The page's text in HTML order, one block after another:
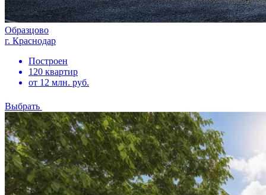
Образцово
г. Краснодар
Построен
120 квартир
от 12 млн. руб.
Выбрать